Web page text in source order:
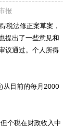
报
法修正案草案，
提出了一些意见和
议通过。个人所得
目前的每月2000
个税在财政收入中